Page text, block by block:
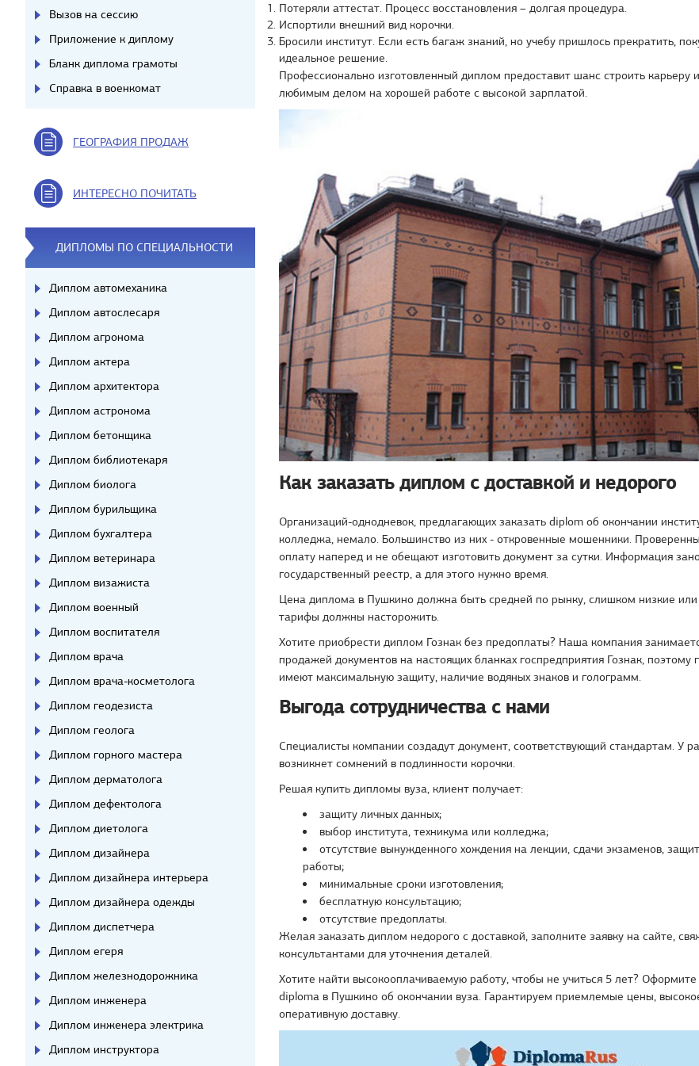
Потеряли аттестат. Процесс восстановления – долгая процедура.
Испортили внешний вид корочки.
Бросили институт. Если есть багаж знаний, но учебу пришлось прекратить,
идеальное решение.
Профессионально изготовленный диплом предоставит шанс строить карьеру
любимым делом на хорошей работе с высокой зарплатой.
Как заказать диплом с доставкой и недорого
Организаций-однодневок, предлагающих заказать diplom об окончании
колледжа, немало. Большинство из них - откровенные мошенники.
оплату наперед и не обещают изготовить документ за сутки. Информация
государственный реестр, а для этого нужно время.
Цена диплома в Пушкино должна быть средней по рынку, слишком низкие
тарифы должны насторожить.
Хотите приобрести диплом Гознак без предоплаты? Наша компания
продажей документов на настоящих бланках госпредприятия Гознак, поэтому
имеют максимальную защиту, наличие водяных знаков и голограмм.
Выгода сотрудничества с нами
Специалисты компании создадут документ, соответствующий стандартам. У
возникнет сомнений в подлинности корочки.
Решая купить дипломы вуза, клиент получает:
защиту личных данных;
выбор института, техникума или колледжа;
отсутствие вынужденного хождения на лекции, сдачи экзаменов,
работы;
минимальные сроки изготовления;
бесплатную консультацию;
отсутствие предоплаты.
Желая заказать диплом недорого с доставкой, заполните заявку на сайте,
консультантами для уточнения деталей.
Хотите найти высокооплачиваемую работу, чтобы не учиться 5 лет? Оформите
diploma в Пушкино об окончании вуза. Гарантируем приемлемые цены,
оперативную доставку.
Вызов на сессию
Приложение к диплому
Бланк диплома грамоты
Справка в военкомат
ГЕОГРАФИЯ ПРОДАЖ
ИНТЕРЕСНО ПОЧИТАТЬ
ДИПЛОМЫ ПО СПЕЦИАЛЬНОСТИ
Диплом автомеханика
Диплом автослесаря
Диплом агронома
Диплом актера
Диплом архитектора
Диплом астронома
Диплом бетонщика
Диплом библиотекаря
Диплом биолога
Диплом бурильщика
Диплом бухгалтера
Диплом ветеринара
Диплом визажиста
Диплом военный
Диплом воспитателя
Диплом врача
Диплом врача-косметолога
Диплом геодезиста
Диплом геолога
Диплом горного мастера
Диплом дерматолога
Диплом дефектолога
Диплом диетолога
Диплом дизайнера
Диплом дизайнера интерьера
Диплом дизайнера одежды
Диплом диспетчера
Диплом егеря
Диплом железнодорожника
Диплом инженера
Диплом инженера электрика
Диплом инструктора